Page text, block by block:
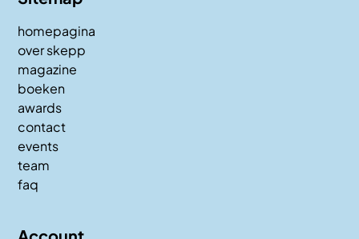
homepagina
over skepp
magazine
boeken
awards
contact
events
team
faq